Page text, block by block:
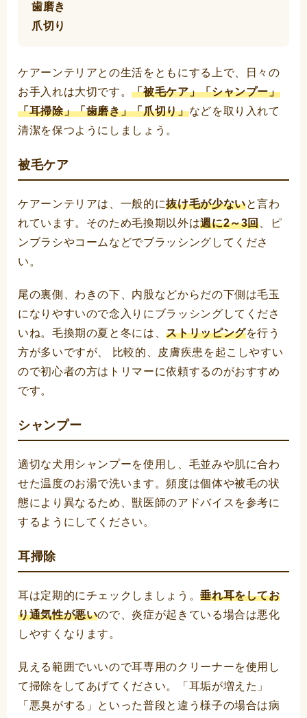
歯磨き
爪切り
ケアーンテリアとの生活をともにする上で、日々の
お手入れは大切です。「被毛ケア」「シャンプー」
「耳掃除」「歯磨き」「爪切り」などを取り入れて
清潔を保つようにしましょう。
被毛ケア
ケアーンテリアは、一般的に抜け毛が少ないと言わ
れています。そのため毛換期以外は週に2～3回 、ピ
ンブラシやコームなどでブラッシングしてくださ
い。
尾の裏側、わきの下、内股などからだの下側は毛玉
になりやすいので念入りにブラッシングしてくださ
いね。毛換期の夏と冬には、ストリッピングを行う
方が多いですが、 比較的、皮膚疾患を起こしやすい
ので初心者の方はトリマーに依頼するのがおすすめ
です。
シャンプー
適切な犬用シャンプーを使用し、毛並みや肌に合わ
せた温度のお湯で洗います。頻度は個体や被毛の状
態により異なるため、獣医師のアドバイスを参考に
するようにしてください。
耳掃除
耳は定期的にチェックしましょう。垂れ耳をしてお
り通気性が悪いので、炎症が起きている場合は悪化
しやすくなります。
見える範囲でいいので耳専用のクリーナーを使用し
て掃除をしてあげてください。「耳垢が増えた」
「悪臭がする」といった普段と違う様子の場合は病